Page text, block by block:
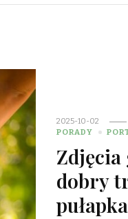
2025-10-02
PORADY
dobry